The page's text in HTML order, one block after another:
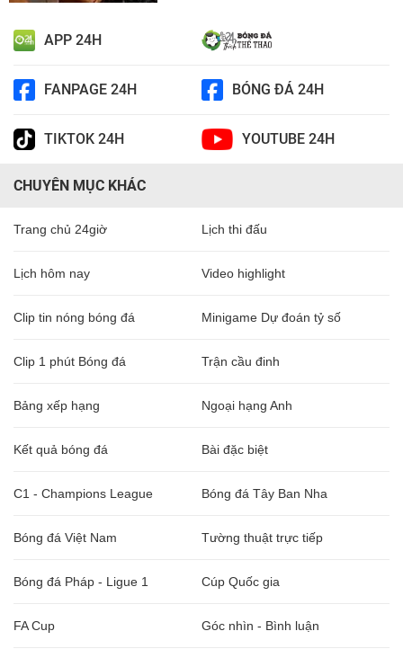
APP 24H
FANPAGE 24H BÓNG ĐÁ 24H
TIKTOK 24H YOUTUBE 24H
CHUYÊN MỤC KHÁC
Trang chủ 24giờ Lịch thi đấu
Lịch hôm nay Video highlight
Clip tin nóng bóng đá Minigame Dự đoán tỷ số
Clip 1 phút Bóng đá Trận cầu đinh
Bảng xếp hạng Ngoại hạng Anh
Kết quả bóng đá Bài đặc biệt
C1 - Champions League Bóng đá Tây Ban Nha
Bóng đá Việt Nam Tường thuật trực tiếp
Bóng đá Pháp - Ligue 1 Cúp Quốc gia
FA Cup Góc nhìn - Bình luận